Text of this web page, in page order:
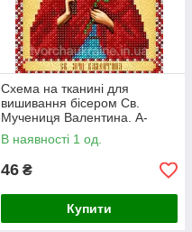
Схема на тканині для
вишивання бісером Св.
Мучениця Валентина. А-
рядок
В наявності 1 од.
46 ₴
Купити